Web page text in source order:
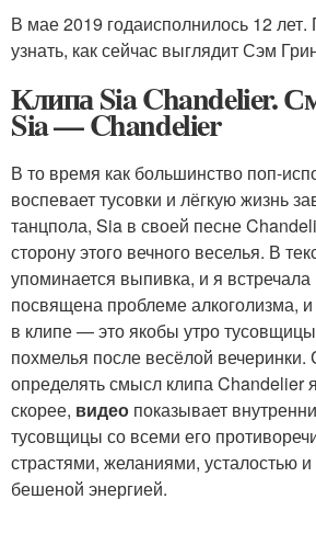
В мае 2019 годаисполнилось 12
узнать, как сейчас выглядит Сэм
Клипа Sia Chandelier.
Sia — Chandelier
В то время как большинство поп-
воспевает тусовки и лёгкую жизнь
танцпола, Sia в своей песне
сторону этого вечного веселья. В
упоминается выпивка, и я
посвящена проблеме алкоголизма,
в клипе — это якобы утро
похмелья после весёлой вечеринки.
определять смысл клипа Chandelier
скорее, видео показывает
тусовщицы со всеми его
страстями, желаниями, усталостью
бешеной энергией.